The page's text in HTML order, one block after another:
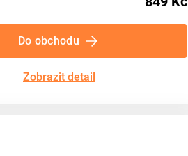
Do obchodu
Zobrazit detail